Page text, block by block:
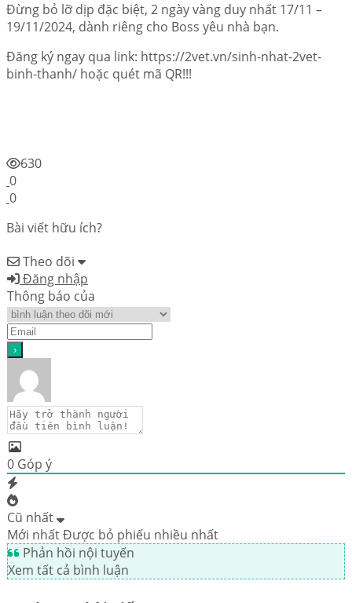
Đừng bỏ lỡ dịp đặc biệt, 2 ngày vàng duy nhất 17/11 –
19/11/2024, dành riêng cho Boss yêu nhà bạn.
Đăng ký ngay qua link: https://2vet.vn/sinh-nhat-2vet-
binh-thanh/ hoặc quét mã QR!!!
630
0
0
Bài viết hữu ích?
Theo dõi
Đăng nhập
Thông báo của
0 Góp ý
Cũ nhất
Mới nhấtĐược bỏ phiếu nhiều nhất
Phản hồi nội tuyến
Xem tất cả bình luận